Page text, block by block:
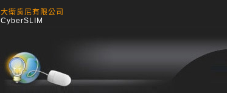
大衛肯尼有限公司
CyberSLIM